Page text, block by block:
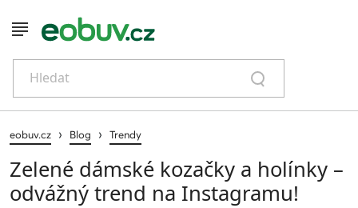
Hledat
eobuv.cz › Blog › Trendy
Zelené dámské kozačky a holínky –
odvážný trend na Instagramu!